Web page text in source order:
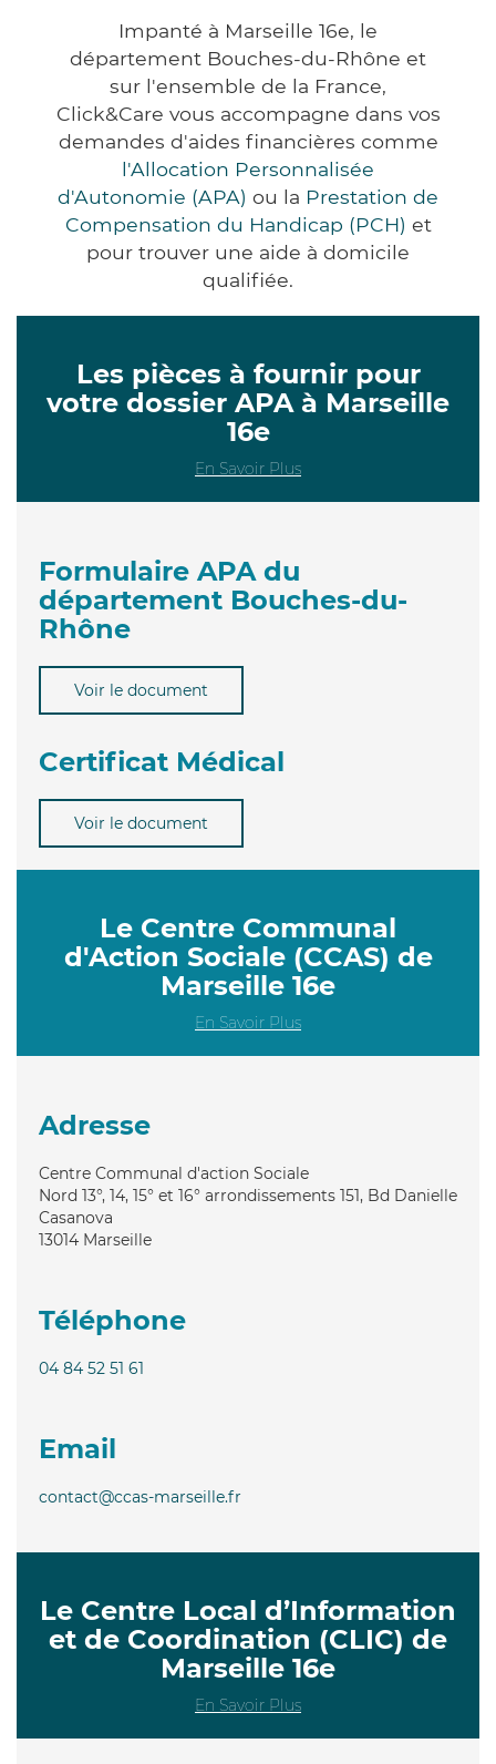
Impanté à Marseille 16e, le
département Bouches-du-Rhône et
sur l'ensemble de la France,
Click&Care vous accompagne dans vos
demandes d'aides financières comme
l'Allocation Personnalisée
d'Autonomie (APA) ou la Prestation de
Compensation du Handicap (PCH) et
pour trouver une aide à domicile
qualifiée.
Les pièces à fournir pour
votre dossier APA à Marseille
16e
En Savoir Plus
Formulaire APA du
département Bouches-du-
Rhône
Voir le document
Certificat Médical
Voir le document
Le Centre Communal
d'Action Sociale (CCAS) de
Marseille 16e
En Savoir Plus
Adresse
Centre Communal d'action Sociale
Nord 13°, 14, 15° et 16° arrondissements 151, Bd Danielle
Casanova
13014 Marseille
Téléphone
04 84 52 51 61
Email
contact@ccas-marseille.fr
Le Centre Local d’Information
et de Coordination (CLIC) de
Marseille 16e
En Savoir Plus